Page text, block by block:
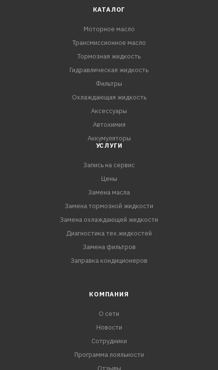
КАТАЛОГ
Моторное масло
Трансмиссионное масло
Тормозная жидкость
Гидравлическая жидкость
Фильтры
Охлаждающая жидкость
Аксессуары
Автохимия
Аккумуляторы
УСЛУГИ
Запись на сервис
Цены
Замена масла
Замена тормозной жидкости
Замена охлаждающей жидкости
Диагностика тех.жидкостей
Замена фильтров
Заправка кондиционеров
КОМПАНИЯ
О сети
Новости
Сотрудники
Программа лояльности
Отзывы